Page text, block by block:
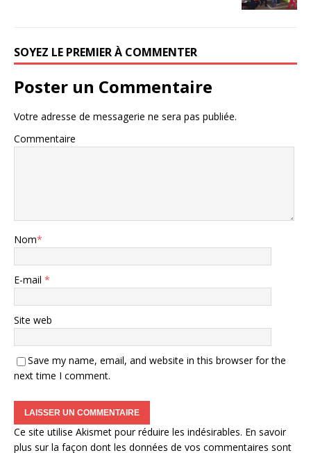
SOYEZ LE PREMIER À COMMENTER
Poster un Commentaire
Votre adresse de messagerie ne sera pas publiée.
Commentaire
Nom*
E-mail *
Site web
Save my name, email, and website in this browser for the
next time I comment.
Ce site utilise Akismet pour réduire les indésirables. En savoir
plus sur la façon dont les données de vos commentaires sont